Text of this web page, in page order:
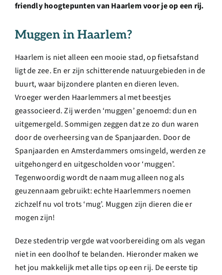
friendly hoogtepunten van Haarlem voor je op een rij.
Muggen in Haarlem?
Haarlem is niet alleen een mooie stad, op fietsafstand
ligt de zee. En er zijn schitterende natuurgebieden in de
buurt, waar bijzondere planten en dieren leven.
Vroeger werden Haarlemmers al met beestjes
geassocieerd. Zij werden ‘muggen’ genoemd: dun en
uitgemergeld. Sommigen zeggen dat ze zo dun waren
door de overheersing van de Spanjaarden. Door de
Spanjaarden en Amsterdammers omsingeld, werden ze
uitgehongerd en uitgescholden voor ‘muggen’.
Tegenwoordig wordt de naam mug alleen nog als
geuzennaam gebruikt: echte Haarlemmers noemen
zichzelf nu vol trots ‘mug’. Muggen zijn dieren die er
mogen zijn!
Deze stedentrip vergde wat voorbereiding om als vegan
niet in een doolhof te belanden. Hieronder maken we
het jou makkelijk met alle tips op een rij. De eerste tip